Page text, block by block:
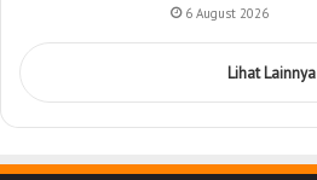
6 August 2026
Lihat Lainnya